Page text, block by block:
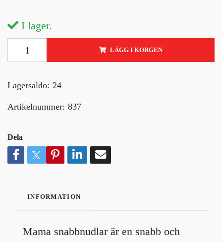
I lager.
LÄGG I KORGEN
Lagersaldo: 24
Artikelnummer: 837
Dela
INFORMATION
Mama snabbnudlar är en snabb och